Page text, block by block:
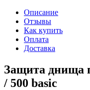
Описание
Отзывы
Как купить
Оплата
Доставка
Защита днища
/ 500 basic